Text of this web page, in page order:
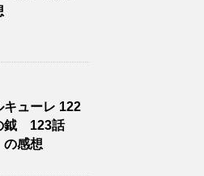
キューレ 122
鉞 123話
感想